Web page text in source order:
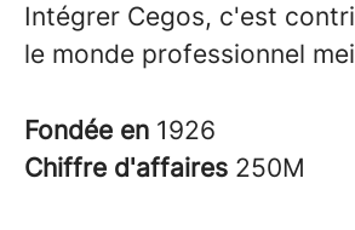
Intégrer Cegos, c'est
le monde professionnel
Fondée en 1926
Chiffre d'affaires 250M